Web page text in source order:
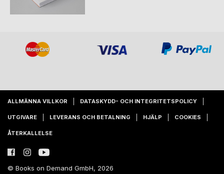
ALLMÄNNA VILLKOR DATASKYDD- OCH INTEGRITETSPOLICY
UTGIVARE LEVERANS OCH BETALNING HJÄLP COOKIES
ÅTERKALLELSE
© Books on Demand GmbH, 2026